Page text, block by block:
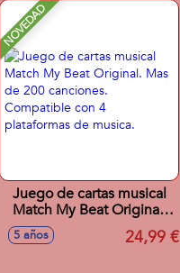
NOVEDAD
Juego de cartas musical
Match My Beat Original.
Mas de 200 canciones.
Compatible con 4
5 años 24,99 €